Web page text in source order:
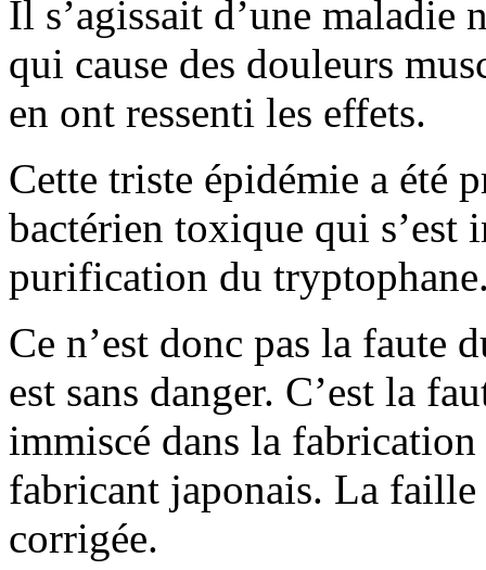
Il s’agissait d’une
qui cause des douleurs
en ont ressenti les effets.
Cette triste épidémie a été
bactérien toxique qui s’est
purification du
Ce n’est donc pas la faute
est sans danger. C’est la
immiscé dans la
fabricant japonais. La
corrigée.